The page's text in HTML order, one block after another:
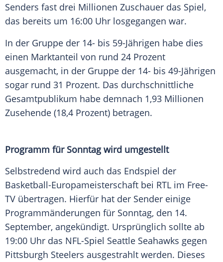
Senders fast drei Millionen Zuschauer das Spiel,
das bereits um 16:00 Uhr losgegangen war.
In der Gruppe der 14- bis 59-Jährigen habe dies
einen Marktanteil von rund 24 Prozent
ausgemacht, in der Gruppe der 14- bis 49-Jährigen
sogar rund 31 Prozent. Das durchschnittliche
Gesamtpublikum habe demnach 1,93 Millionen
Zusehende (18,4 Prozent) betragen.
Programm für Sonntagwird umgestellt
Selbstredend wird auch das Endspiel der
Basketball-Europameisterschaft bei RTL im Free-
TV übertragen. Hierfür hat der Sender einige
Programmänderungen für Sonntag, den 14.
September, angekündigt. Ursprünglich sollte ab
19:00 Uhr das NFL-Spiel Seattle Seahawks gegen
Pittsburgh Steelers ausgestrahlt werden. Dieses